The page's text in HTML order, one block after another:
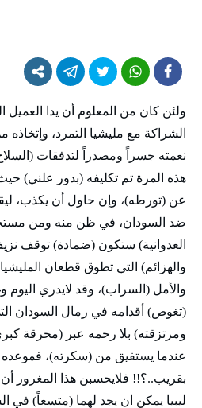
ولئن كان من المعلوم أن يدا
الشراكة مع مليشيا التمرد،
نعمته جسراً ومصدراً لتدفقات (السلاح
هذه المرة تم تكليفه (بدور علني)
عن (تورطه)، وإن حاول أن يكذب،
ضد السودان، في ظن منه ومن
العدوانية) ستكون (ضمادة) توقف
والهزائم) التي تطوق قطعان
والأمل (السراب)، وقد لايدري اليوم
(تغوص) أقدامه في رمال السودان
ومرتزقته) بلا رحمه عبر (محرقة
عندما يستفيق من (سكرته)، فموعده
بقريب..؟!! فلايحسبن هذا المغرور أن
ليبيا يمكن ان يجد لهما (متسعاً) في